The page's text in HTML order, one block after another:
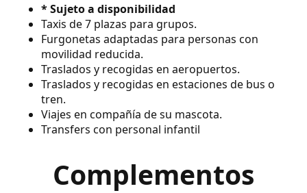
* Sujeto a disponibilidad
Taxis de 7 plazas para grupos.
Furgonetas adaptadas para personas con
movilidad reducida.
Traslados y recogidas en aeropuertos.
Traslados y recogidas en estaciones de bus o
tren.
Viajes en compañía de su mascota.
Transfers con personal infantil
Complementos